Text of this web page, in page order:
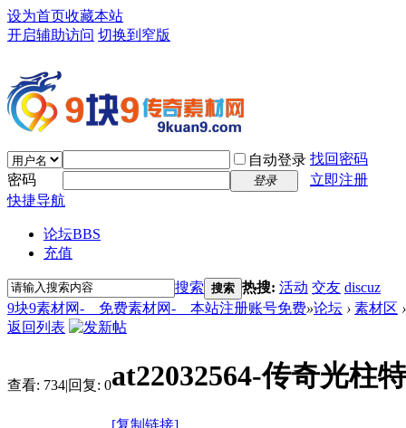
设为首页收藏本站
开启辅助访问 切换到窄版
自动登录 找回密码
密码
登录
立即注册
快捷导航
论坛BBS
充值
搜索 搜索 热搜: 活动 交友 discuz
9块9素材网-＿免费素材网-＿本站注册账号免费»论坛 › 素材区 ›
返回列表
查看: 734|回复: 0at22032564-传奇光柱
[复制链接]